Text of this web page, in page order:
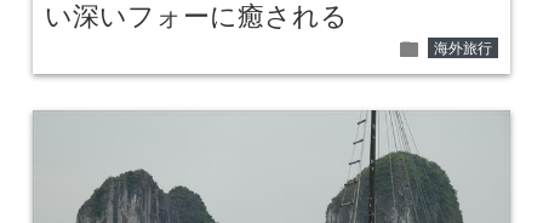
い深いフォーに癒される
folder 海外旅行